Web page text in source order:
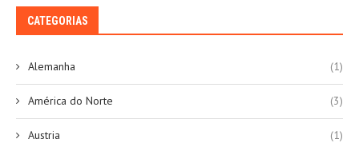
CATEGORIAS
Alemanha (1)
América do Norte (3)
Austria (1)